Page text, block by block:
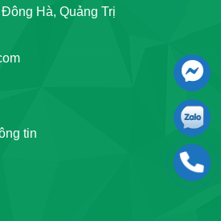
Hà, Quảng Trị
tin